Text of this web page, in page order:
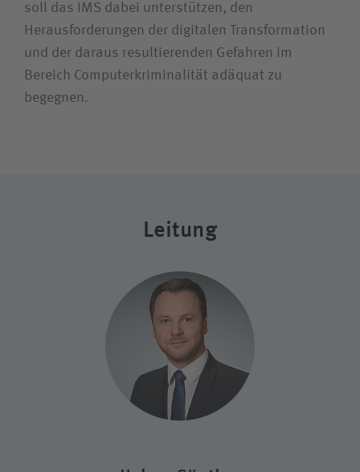
Bewerberin / Bewerber
Journalistin / Journalist
soll das IMS dabei unterstützen, den
Herausforderungen der digitalen Transformation
und der daraus resultierenden Gefahren im
Bereich Computer­kriminalität adäquat zu
begegnen.
Leitung